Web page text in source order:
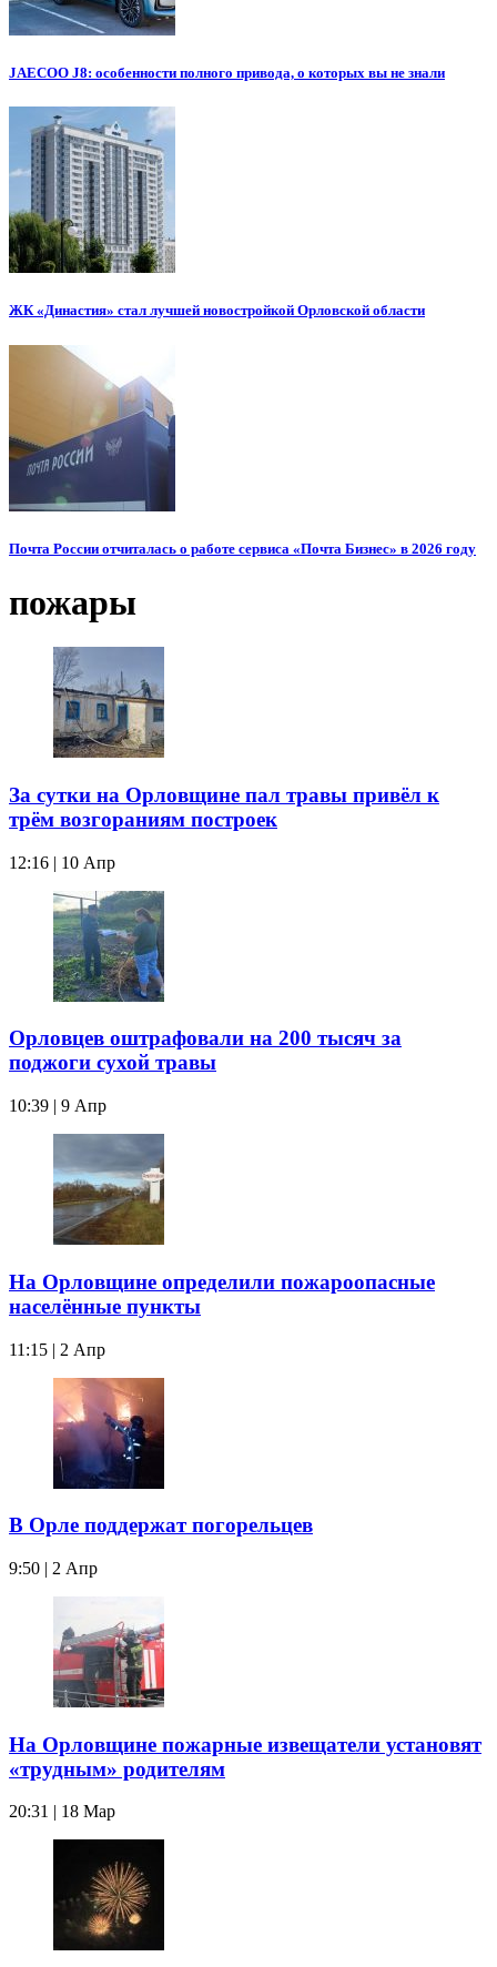
JAECOO J8: особенности полного привода, о которых вы не знали
ЖК «Династия» стал лучшей новостройкой Орловской области
Почта России отчиталась о работе сервиса «Почта Бизнес» в 2026 году
пожары
За сутки на Орловщине пал травы привёл к
трём возгораниям построек
12:16 | 10 Апр
Орловцев оштрафовали на 200 тысяч за
поджоги сухой травы
10:39 | 9 Апр
На Орловщине определили пожароопасные
населённые пункты
11:15 | 2 Апр
В Орле поддержат погорельцев
9:50 | 2 Апр
На Орловщине пожарные извещатели установят
«трудным» родителям
20:31 | 18 Мар